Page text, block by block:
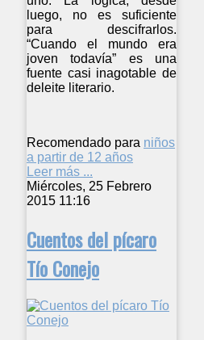
luego, no es suficiente
para descifrarlos.
“Cuando el mundo era
joven todavía” es una
fuente casi inagotable de
deleite literario.
Recomendado para niños
a partir de 12 años
Leer más ...
Miércoles, 25 Febrero
2015 11:16
Cuentos del pícaro
Tío Conejo